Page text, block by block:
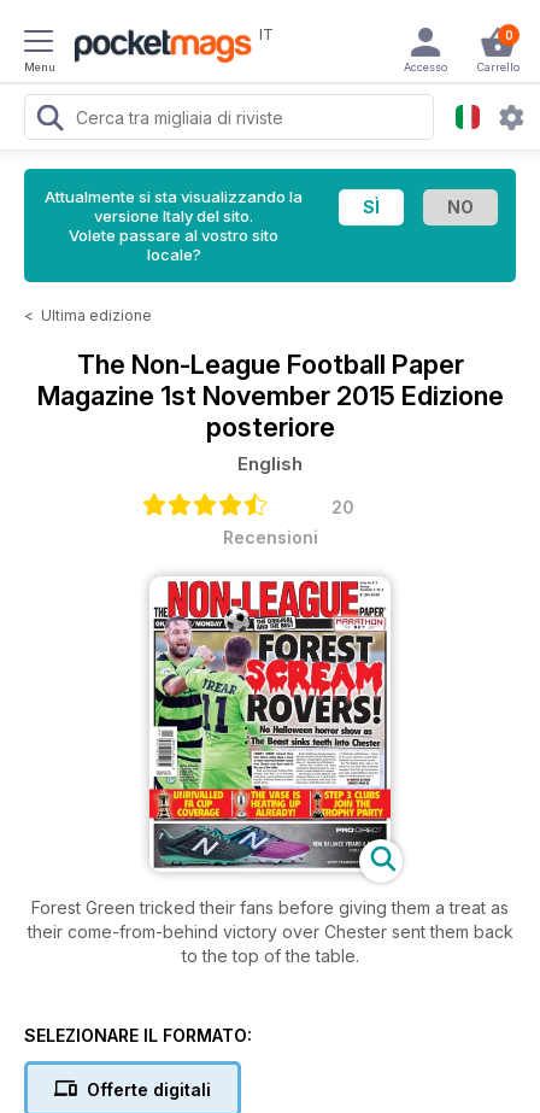
Menu
IT 0
Carrello
Accesso
Attualmente si sta visualizzando la
versione Italy del sito.
Volete passare al vostro sito
locale?
< Ultima edizione
The Non-League Football Paper
Magazine 1st November 2015 Edizione
posteriore
English
20
Recensioni
Forest Green tricked their fans before giving them a treat as
their come-from-behind victory over Chester sent them back
to the top of the table.
SELEZIONARE IL FORMATO:
Offerte digitali